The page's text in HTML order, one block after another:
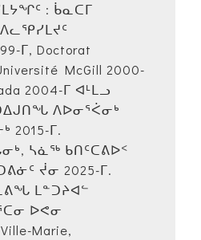
: ᑳᓇᑕᒥ
ᒥ, Doctorat
McGill 2000-
2004-ᒥ ᐊᒻᒪᓗ
ᐱᐅᓂᕐᐹᓂᒃ
2015-ᒥ.
ᓴᓈᖅ ᑲᑎᑦᑕᕕᐅᑉ
ᔫᓂ 2025-ᒥ.
ᒪᓐᑐᔨᐊᓪ
ᐅᕙᓂ
Marie,